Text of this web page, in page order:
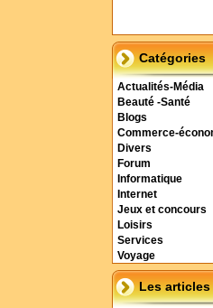
Catégories
Actualités-Média
Beauté -Santé
Blogs
Commerce-
Divers
Forum
Informatique
Internet
Jeux et concours
Loisirs
Services
Voyage
Les articles